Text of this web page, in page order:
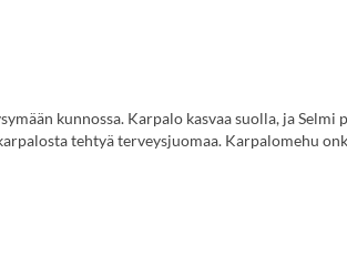
kunnossa. Karpalo kasvaa suolla, ja Selmi
tehtyä terveysjuomaa. Karpalomehu